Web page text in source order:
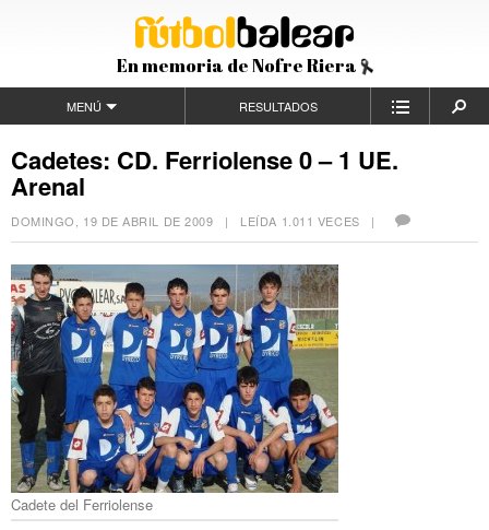
En memoria de Nofre Riera
MENÚ RESULTADOS
Cadetes: CD. Ferriolense 0 – 1 UE.
Arenal
DOMINGO, 19 DE ABRIL DE 2009 | LEÍDA 1.011 VECES |
Cadete del Ferriolense